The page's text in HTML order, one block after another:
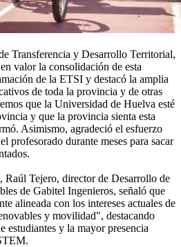
Transferencia y Desarrollo Territorial,
valor la consolidación de esta
de la ETSI y destacó la amplia
de toda la provincia y de otras
que la Universidad de Huelva esté
y que la provincia sienta esta
Asimismo, agradeció el esfuerzo
profesorado durante meses para sacar
Raúl Tejero, director de Desarrollo de
de Gabitel Ingenieros, señaló que
alineada con los intereses actuales de
y movilidad", destacando
estudiantes y la mayor presencia